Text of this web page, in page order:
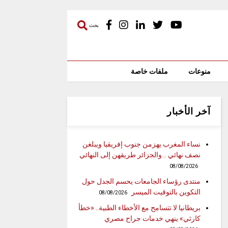
بحث
منوعات ملفات خاصة
آخر الأخبار
نساء المغرب يهزمن جنوب إفريقيا ويبلغن
نصف نهائي .. والجزائر طريقهن إلى النهائي
08/08/2026
منتدى رؤساء الجامعات يحسم الجدل حول
التكوين بالتوقيت الميسر
08/08/2026
بريطانيا لا تتسامح مع الأخطاء الطبية.. «خطأ
كارثي» ينهي خدمات جراح مصري